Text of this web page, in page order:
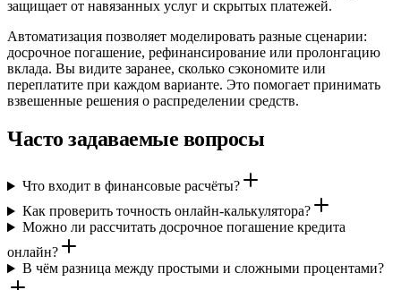
защищает от навязанных услуг и скрытых платежей.
Автоматизация позволяет моделировать разные сценарии:
досрочное погашение, рефинансирование или пролонгацию
вклада. Вы видите заранее, сколько сэкономите или
переплатите при каждом варианте. Это помогает принимать
взвешенные решения о распределении средств.
Часто задаваемые вопросы
Что входит в финансовые расчёты?
Как проверить точность онлайн-калькулятора?
Можно ли рассчитать досрочное погашение кредита
онлайн?
В чём разница между простыми и сложными процентами?